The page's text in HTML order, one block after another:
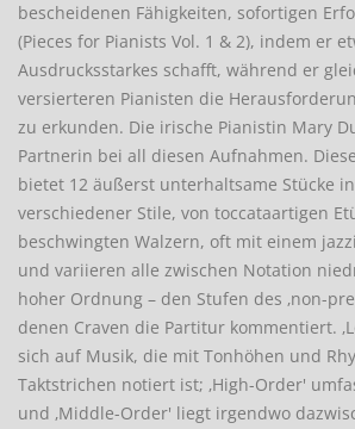
bescheidenen Fähigkeiten, sofortigen
(Pieces for Pianists Vol. 1 & 2), indem er
Ausdrucksstarkes schafft, während er
versierteren Pianisten die
zu erkunden. Die irische Pianistin Mary
Partnerin bei all diesen Aufnahmen.
bietet 12 äußerst unterhaltsame Stücke
verschiedener Stile, von toccataartigen
beschwingten Walzern, oft mit einem
und variieren alle zwischen Notation
hoher Ordnung – den Stufen des ‚non-
denen Craven die Partitur kommentiert.
sich auf Musik, die mit Tonhöhen und
Taktstrichen notiert ist; ‚High-Order'
und ‚Middle-Order' liegt irgendwo